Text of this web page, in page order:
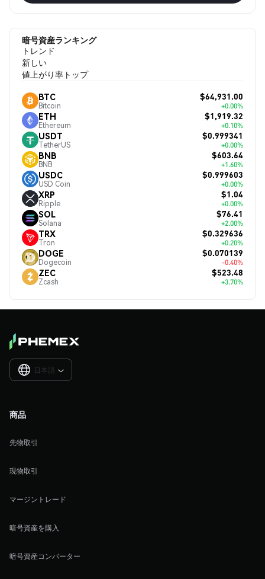
暗号資産ランキング
トレンド
新しい
値上がり率トップ
BTC
Bitcoin
$64,931.00
+0.00%
ETH
Ethereum
$1,919.32
+0.10%
USDT
TetherUS
$0.999341
+0.00%
BNB
BNB
$603.64
+1.60%
USDC
USD Coin
$0.999603
+0.00%
XRP
Ripple
$1.04
+0.00%
SOL
Solana
$76.41
+2.00%
TRX
Tron
$0.329636
+0.20%
DOGE
Dogecoin
$0.070139
-0.40%
ZEC
Zcash
$523.48
+3.70%
日本語 
商品
先物取引
現物取引
マージントレード
暗号資産を購入
暗号資産コンバーター